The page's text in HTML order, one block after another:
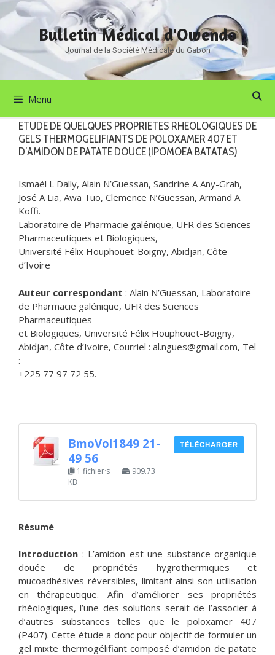
Aller
au
contenu
Bulletin Médical d'Owendo
Journal de la Société Médicale du Gabon
Menu
ETUDE DE QUELQUES PROPRIETES RHEOLOGIQUES DE
GELS THERMOGELIFIANTS DE POLOXAMER 407 ET
D’AMIDON DE PATATE DOUCE (IPOMOEA BATATAS)
Ismaël L Dally, Alain N’Guessan, Sandrine A Any-Grah,
José A Lia, Awa Tuo, Clemence N’Guessan, Armand A
Koffi.
Laboratoire de Pharmacie galénique, UFR des Sciences
Pharmaceutiques et Biologiques,
Université Félix Houphouët-Boigny, Abidjan, Côte
d’Ivoire
Auteur correspondant : Alain N’Guessan, Laboratoire
de Pharmacie galénique, UFR des Sciences
Pharmaceutiques
et Biologiques, Université Félix Houphouët-Boigny,
Abidjan, Côte d’Ivoire, Courriel : al.ngues@gmail.com, Tel
:
+225 77 97 72 55.
BmoVol1849 21-
49 56
1 fichier·s
909.73
KB
TÉLÉCHARGER
Résumé
Introduction : L’amidon est une substance organique
douée de propriétés hygrothermiques et
mucoadhésives réversibles, limitant ainsi son utilisation
en thérapeutique. Afin d’améliorer ses propriétés
rhéologiques, l’une des solutions serait de l’associer à
d’autres substances telles que le poloxamer 407
(P407). Cette étude a donc pour objectif de formuler un
gel mixte thermogélifiant composé d’amidon de patate